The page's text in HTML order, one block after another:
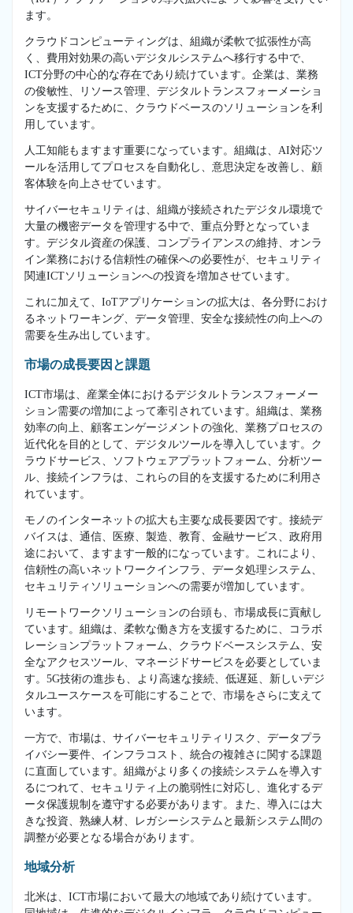
ます。
クラウドコンピューティングは、組織が柔軟で拡張性が高
く、費用対効果の高いデジタルシステムへ移行する中で、
ICT分野の中心的な存在であり続けています。企業は、業務
の俊敏性、リソース管理、デジタルトランスフォーメーショ
ンを支援するために、クラウドベースのソリューションを利
用しています。
人工知能もますます重要になっています。組織は、AI対応ツ
ールを活用してプロセスを自動化し、意思決定を改善し、顧
客体験を向上させています。
サイバーセキュリティは、組織が接続されたデジタル環境で
大量の機密データを管理する中で、重点分野となっていま
す。デジタル資産の保護、コンプライアンスの維持、オンラ
イン業務における信頼性の確保への必要性が、セキュリティ
関連ICTソリューションへの投資を増加させています。
これに加えて、IoTアプリケーションの拡大は、各分野におけ
るネットワーキング、データ管理、安全な接続性の向上への
需要を生み出しています。
市場の成長要因と課題
ICT市場は、産業全体におけるデジタルトランスフォーメー
ション需要の増加によって牽引されています。組織は、業務
効率の向上、顧客エンゲージメントの強化、業務プロセスの
近代化を目的として、デジタルツールを導入しています。ク
ラウドサービス、ソフトウェアプラットフォーム、分析ツー
ル、接続インフラは、これらの目的を支援するために利用さ
れています。
モノのインターネットの拡大も主要な成長要因です。接続デ
バイスは、通信、医療、製造、教育、金融サービス、政府用
途において、ますます一般的になっています。これにより、
信頼性の高いネットワークインフラ、データ処理システム、
セキュリティソリューションへの需要が増加しています。
リモートワークソリューションの台頭も、市場成長に貢献し
ています。組織は、柔軟な働き方を支援するために、コラボ
レーションプラットフォーム、クラウドベースシステム、安
全なアクセスツール、マネージドサービスを必要としていま
す。5G技術の進歩も、より高速な接続、低遅延、新しいデジ
タルユースケースを可能にすることで、市場をさらに支えて
います。
一方で、市場は、サイバーセキュリティリスク、データプラ
イバシー要件、インフラコスト、統合の複雑さに関する課題
に直面しています。組織がより多くの接続システムを導入す
るにつれて、セキュリティ上の脆弱性に対応し、進化するデ
ータ保護規制を遵守する必要があります。また、導入には大
きな投資、熟練人材、レガシーシステムと最新システム間の
調整が必要となる場合があります。
地域分析
北米は、ICT市場において最大の地域であり続けています。